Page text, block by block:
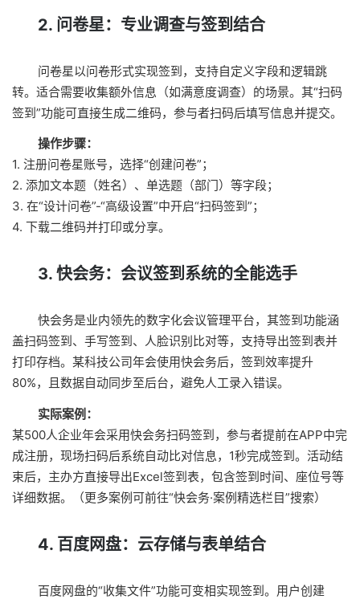
2. 问卷星：专业调查与签到结合
问卷星以问卷形式实现签到，支持自定义字段和逻辑跳
转。适合需要收集额外信息（如满意度调查）的场景。其“扫码
签到”功能可直接生成二维码，参与者扫码后填写信息并提交。
操作步骤：
1. 注册问卷星账号，选择“创建问卷”；
2. 添加文本题（姓名）、单选题（部门）等字段；
3. 在“设计问卷”-“高级设置”中开启“扫码签到”；
4. 下载二维码并打印或分享。
3. 快会务：会议签到系统的全能选手
快会务是业内领先的数字化会议管理平台，其签到功能涵
盖扫码签到、手写签到、人脸识别比对等，支持导出签到表并
打印存档。某科技公司年会使用快会务后，签到效率提升
80%，且数据自动同步至后台，避免人工录入错误。
实际案例：
某500人企业年会采用快会务扫码签到，参与者提前在APP中完
成注册，现场扫码后系统自动比对信息，1秒完成签到。活动结
束后，主办方直接导出Excel签到表，包含签到时间、座位号等
详细数据。（更多案例可前往“快会务·案例精选栏目”搜索）
4. 百度网盘：云存储与表单结合
百度网盘的“收集文件”功能可变相实现签到。用户创建